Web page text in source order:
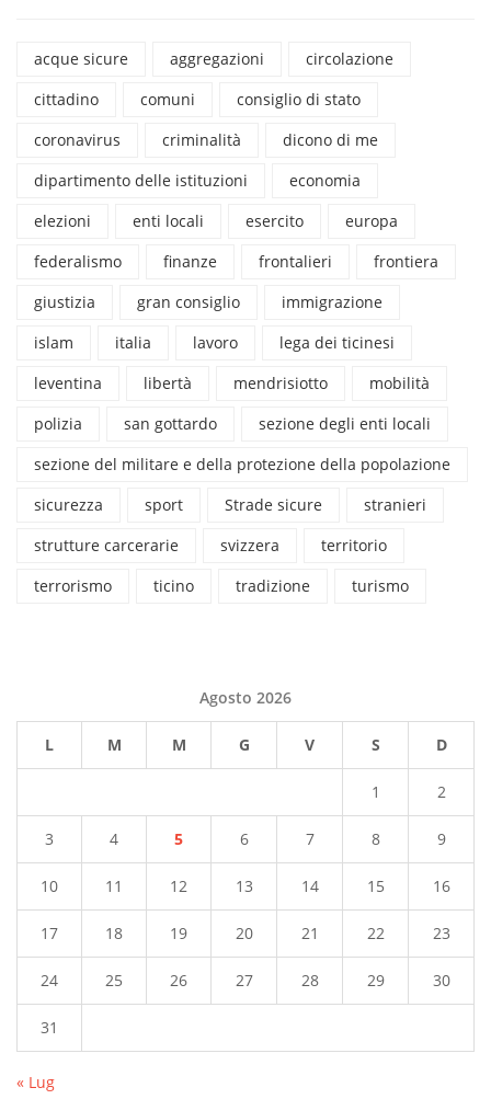
acque sicure aggregazioni
circolazione
cittadino
comuni
consiglio di stato
coronavirus
criminalità
dicono di me
dipartimento delle istituzioni
economia
elezioni
enti locali esercito
europa
federalismo
finanze frontalieri
frontiera
giustizia
gran consiglio
immigrazione
islam
italia lavoro
lega dei ticinesi
leventina
libertà mendrisiotto
mobilità
polizia
san gottardo
sezione degli enti locali
sezione del militare e della protezione della popolazione
sicurezza
sport Strade sicure
stranieri
strutture carcerarie
svizzera
territorio
terrorismo
ticino tradizione turismo
Agosto 2026
L M M G V S D
1 2
3 4 5 6 7 8 9
10 11 12 13 14 15 16
17 18 19 20 21 22 23
24 25 26 27 28 29 30
31
« Lug